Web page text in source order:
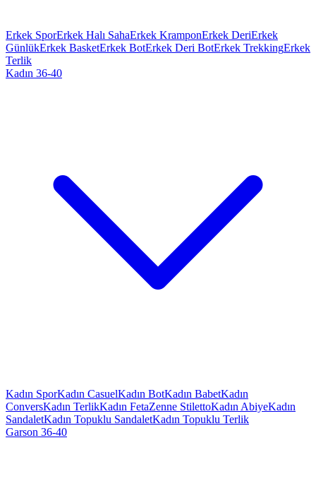
Erkek SporErkek Halı SahaErkek KramponErkek DeriErkek
GünlükErkek BasketErkek BotErkek Deri BotErkek TrekkingErkek
Terlik
Kadın 36-40
Kadın SporKadın CasuelKadın BotKadın BabetKadın
ConversKadın TerlikKadın FetaZenne StilettoKadın AbiyeKadın
SandaletKadın Topuklu SandaletKadın Topuklu Terlik
Garson 36-40